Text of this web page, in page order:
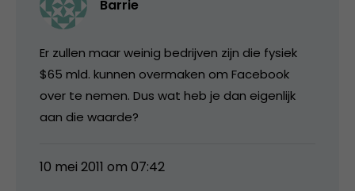
Barrie
Er zullen maar weinig bedrijven zijn die fysiek
$65 mld. kunnen overmaken om Facebook
over te nemen. Dus wat heb je dan eigenlijk
aan die waarde?
10 mei 2011 om 07:42